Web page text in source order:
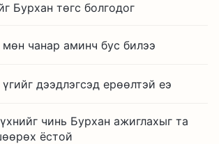
Бурхан төгс болгодог
чанар аминч бус билээ
дээдлэгсэд ерөөлтэй еэ
чинь Бурхан ажиглахыг та
ёстой